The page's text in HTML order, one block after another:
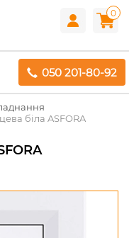
0
050 201-80-92
біла ASFORA